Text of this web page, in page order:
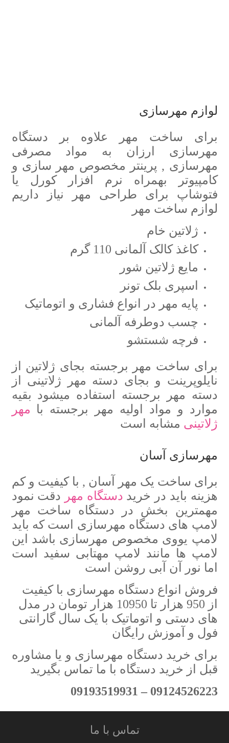
لوازم مهرسازی
برای ساخت مهر علاوه بر دستگاه
مهرسازی ارزان به مواد مصرفی
مهرسازی , پرینتر مخصوص مهر سازی و
کامپیوتر بهمراه نرم افزار کورل یا
فتوشاپ برای طراحی مهر نیاز داریم
لوازم ساخت مهر
ژلاتین خام
کاغذ کالک آلمانی 110 گرم
مایع ژلاتین شور
اسپری بلک تونر
پایه مهر در انواع فشاری و اتوماتیک
چسب دوطرفه آلمانی
فرچه شستشو
برای ساخت مهر برجسته بجای ژلاتین از
نایلوپرینت و بجای دسته مهر ژلاتینی از
دسته مهر برجسته استفاده میشود بقیه
موارد و مواد اولیه مهر برجسته با مهر
ژلاتینی مشابه است
مهرسازی آسان
برای ساخت یک مهر آسان , با کیفیت و کم
هزینه باید در خرید دستگاه مهر دقت نمود
مهمترین بخش در دستگاه ساخت مهر
لامپ های دستگاه مهرسازی است که باید
لامپ یووی مخصوص مهرسازی باشد این
لامپ ها مانند لامپ مهتابی سفید است
اما نور آن آبی روشن است
فروش انواع دستگاه مهرسازی با کیفیت
از 950 هزار تا 10950 هزار تومان در مدل
های دستی و اتوماتیک با یک سال گارانتی
فول و آموزش رایگان
برای خرید دستگاه مهرسازی و یا مشاوره
قبل از خرید دستگاه با ما تماس بگیرید
09124526223 – 09193519931
تماس با ما